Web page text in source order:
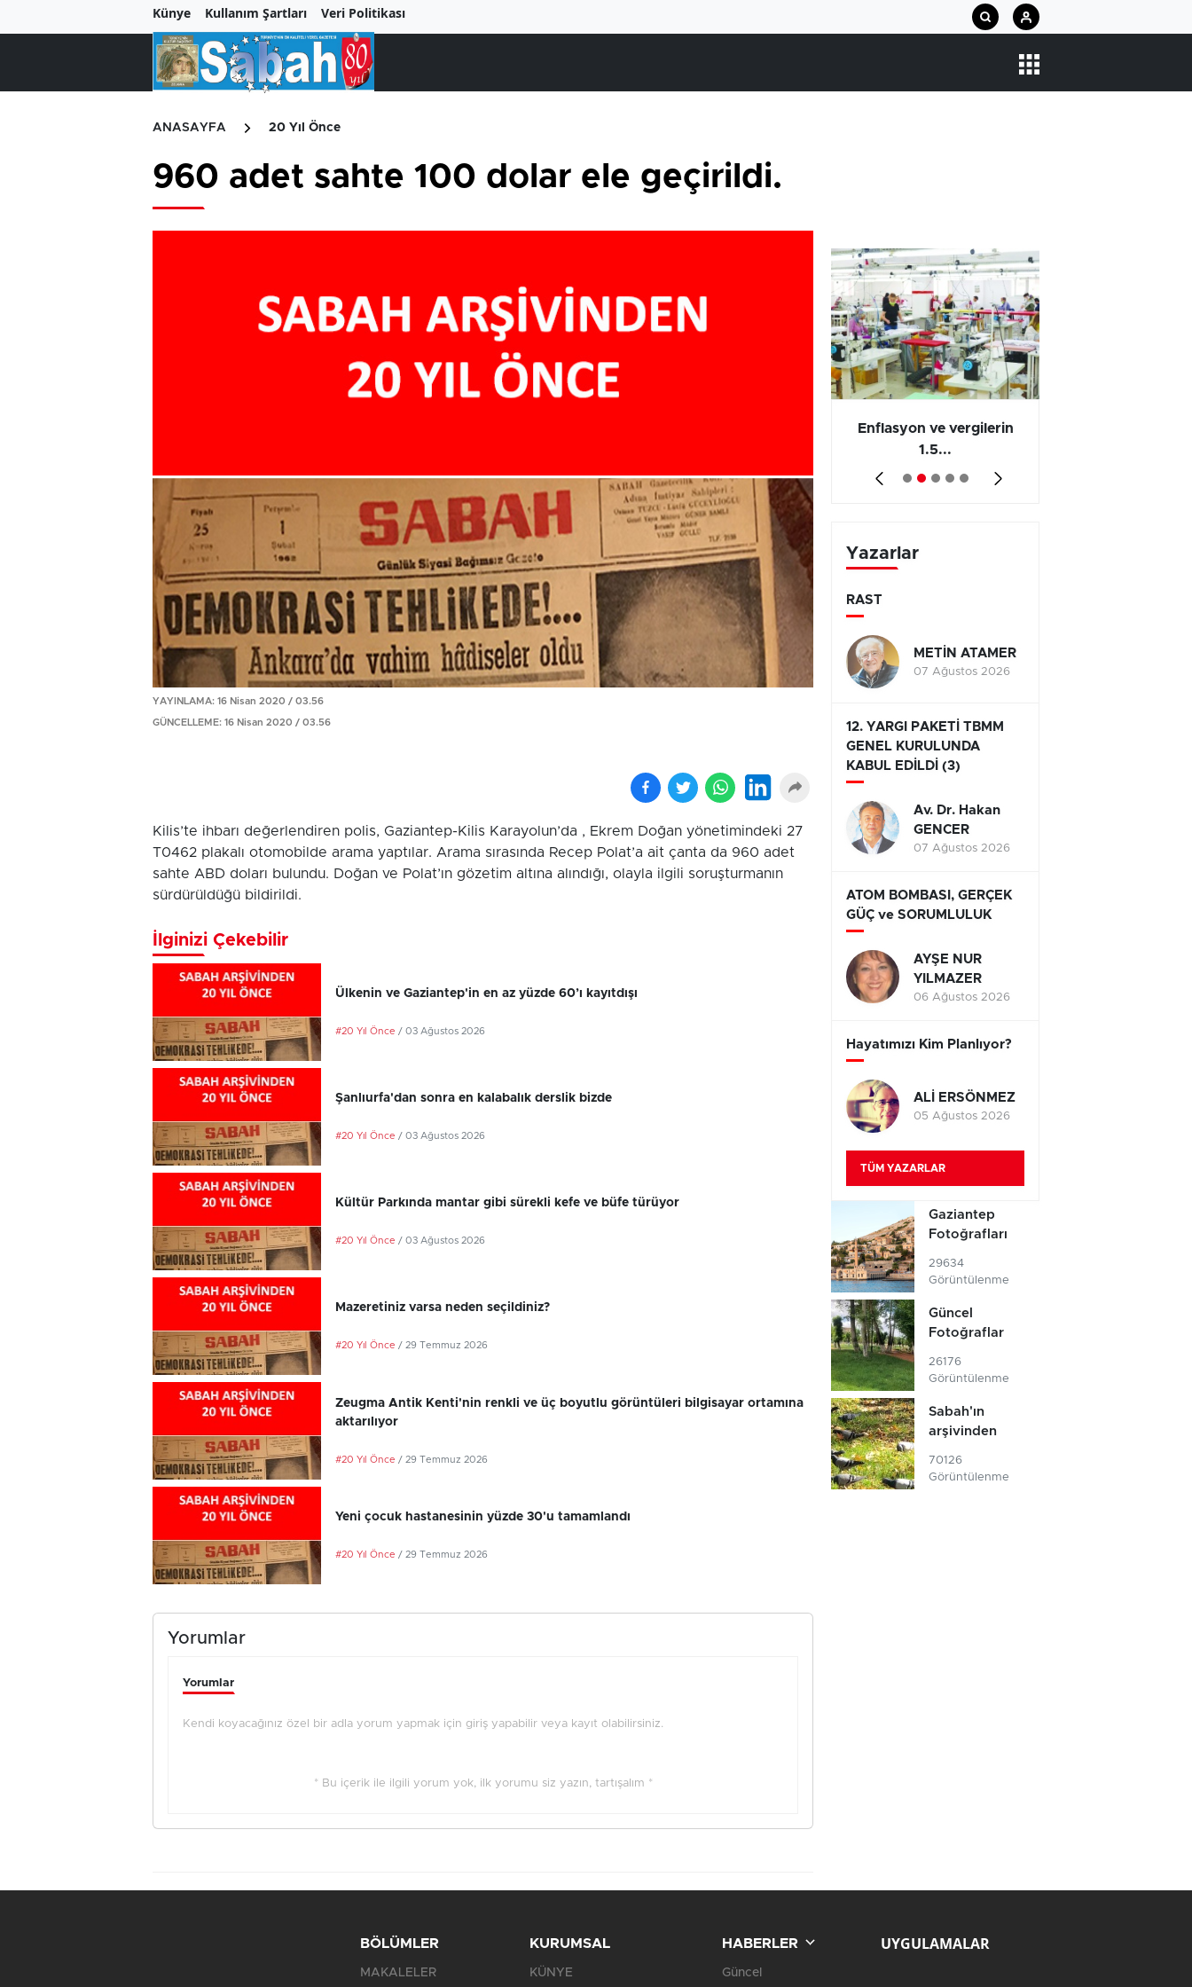
Künye Kullanım Şartları Veri Politikası
ANASAYFA 20 Yıl Önce
960 adet sahte 100 dolar ele geçirildi.
YAYINLAMA: 16 Nisan 2020 / 03.56
GÜNCELLEME: 16 Nisan 2020 / 03.56
Kilis’te ihbarı değerlendiren polis, Gaziantep-Kilis Karayolun’da , Ekrem Doğan yönetimindeki 27
T0462 plakalı otomobilde arama yaptılar. Arama sırasında Recep Polat’a ait çanta da 960 adet
sahte ABD doları bulundu. Doğan ve Polat’ın gözetim altına alındığı, olayla ilgili soruşturmanın
sürdürüldüğü bildirildi.
İlginizi Çekebilir
Ülkenin ve Gaziantep'in en az yüzde 60’ı kayıtdışı
#20 Yıl Önce / 03 Ağustos 2026
Şanlıurfa'dan sonra en kalabalık derslik bizde
#20 Yıl Önce / 03 Ağustos 2026
Kültür Parkında mantar gibi sürekli kefe ve büfe türüyor
#20 Yıl Önce / 03 Ağustos 2026
Mazeretiniz varsa neden seçildiniz?
#20 Yıl Önce / 29 Temmuz 2026
Zeugma Antik Kenti'nin renkli ve üç boyutlu görüntüleri bilgisayar ortamına
aktarılıyor
#20 Yıl Önce / 29 Temmuz 2026
Yeni çocuk hastanesinin yüzde 30'u tamamlandı
#20 Yıl Önce / 29 Temmuz 2026
Yorumlar
Yorumlar
Kendi koyacağınız özel bir adla yorum yapmak için giriş yapabilir veya kayıt olabilirsiniz.
* Bu içerik ile ilgili yorum yok, ilk yorumu siz yazın, tartışalım *
Enflasyon ve vergilerin
1.5...
Yazarlar
RAST
METİN ATAMER
07 Ağustos 2026
12. YARGI PAKETİ TBMM
GENEL KURULUNDA
KABUL EDİLDİ (3)
Av. Dr. Hakan
GENCER
07 Ağustos 2026
ATOM BOMBASI, GERÇEK
GÜÇ ve SORUMLULUK
AYŞE NUR
YILMAZER
06 Ağustos 2026
Hayatımızı Kim Planlıyor?
ALİ ERSÖNMEZ
05 Ağustos 2026
TÜM YAZARLAR
Gaziantep
Fotoğrafları
29634
Görüntülenme
Güncel
Fotoğraflar
26176
Görüntülenme
Sabah'ın
arşivinden
70126
Görüntülenme
BÖLÜMLER
MAKALELER
KURUMSAL
KÜNYE
HABERLER
Güncel
UYGULAMALAR